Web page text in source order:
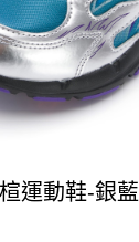
運動鞋-銀藍